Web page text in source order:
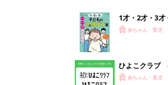
1才・2才・3
赤ちゃん・育児
ひよこクラブ
赤ちゃん・育児